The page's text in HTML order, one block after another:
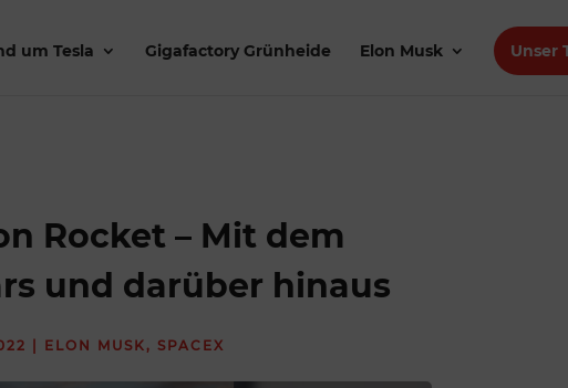
um Tesla Gigafactory Grünheide Elon Musk Unser
Rocket – Mit dem
und darüber hinaus
| ELON MUSK, SPACEX